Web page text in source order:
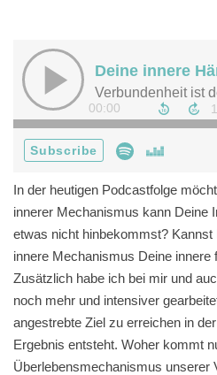
In der heutigen Podcastfolge
innerer Mechanismus kann Deine
etwas nicht hinbekommst?
innere Mechanismus Deine
Zusätzlich habe ich bei mir und
noch mehr und intensiver
angestrebte Ziel zu erreichen in
Ergebnis entsteht. Woher kommt
Überlebensmechanismus unserer